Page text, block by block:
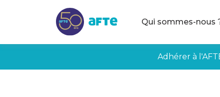
Qui sommes-nous
Adhérer à